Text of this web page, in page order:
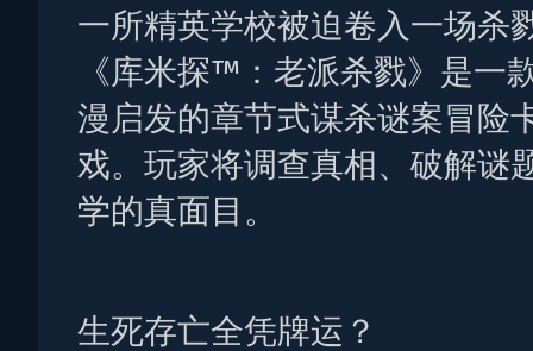
一所精英学校被迫卷入一场杀
《库米探™：老派杀戮》是一
漫启发的章节式谋杀谜案冒险
戏。玩家将调查真相、破解谜
学的真面目。
生死存亡全凭牌运？